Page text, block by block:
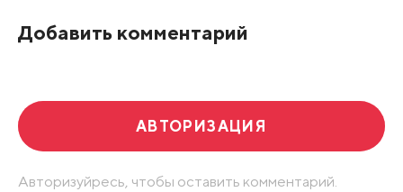
Добавить комментарий
АВТОРИЗАЦИЯ
Авторизуйресь, чтобы оставить комментарий.